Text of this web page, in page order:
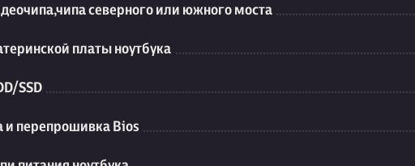
северного или южного моста
платы ноутбука
SSD
и перепрошивка Bios